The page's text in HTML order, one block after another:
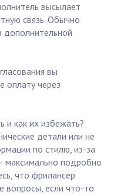
высылает
связь. Обычно
дополнительной
вы
оплату через
и как их избежать?
детали или не
по стилю, из-за
максимально подробно
что фрилансер
вопросы, если что-то